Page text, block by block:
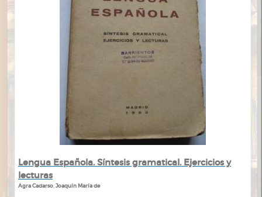
Lengua Española. Síntesis gramatical. Ejercicios y
lecturas
Agra Cadarso, Joaquín María de